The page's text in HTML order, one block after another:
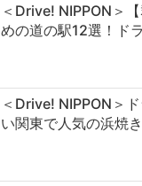
＜Drive! NIPPON＞
めの道の駅12選！ド
＜Drive! NIPPON＞
い関東で人気の浜焼